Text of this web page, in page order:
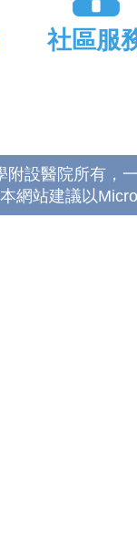
社區服
設醫院所有，
網站建議以